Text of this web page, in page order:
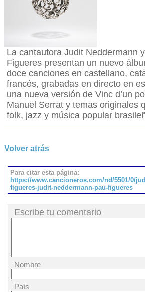
La cantautora Judit Neddermann
Figueres presentan un nuevo
doce canciones en castellano,
francés, grabadas en directo en
una nueva versión de Vinc d’un
Manuel Serrat y temas originales
folk, jazz y música popular
Volver atrás
Para citar esta página:
https://www.cancioneros.com/nd/5501/0/
figueres-judit-neddermann-pau-figueres
Escribe tu comentario
Nombre
País